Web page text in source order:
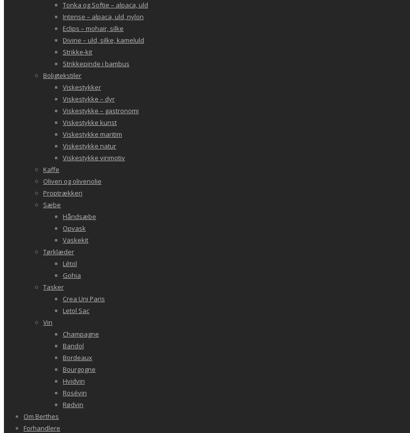
Tonka og Softie – alpaca, uld
Intense – alpaca, uld, nylon
Eclips – mohair, silke
Divine – uld, silke, kameluld
Strikke-kit
Strikkepinde i bambus
Boligtekstiler
Viskestykker
Viskestykke – dyr
Viskestykke – gastronomi
Viskestykke kunst
Viskestykke maritim
Viskestykke natur
Viskestykke vinmotiv
Kaffe
Oliven og olivenolie
Proptrækkeri
Sæbe
Håndsæbe
Opvask
Vaskekit
Tørklæder
Létol
Gohia
Tasker
Crea Uni Paris
Letol Sac
Vin
Champagne
Bandol
Bordeaux
Bourgogne
Hvidvin
Rosévin
Rødvin
Om Berthes
Forhandlere